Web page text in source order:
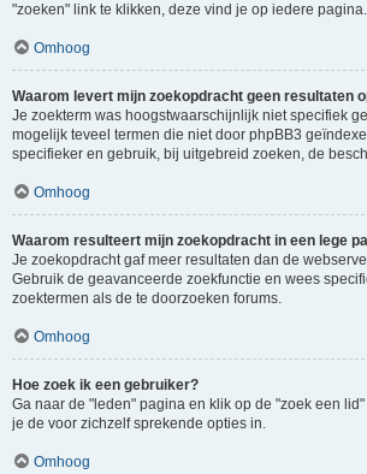
"zoeken" link te klikken, deze vind je op iedere pagina.
Omhoog
Waarom levert mijn zoekopdracht geen resultaten
Je zoekterm was hoogstwaarschijnlijk niet specifiek
mogelijk teveel termen die niet door phpBB3
specifieker en gebruik, bij uitgebreid zoeken, de
Omhoog
Waarom resulteert mijn zoekopdracht in een lege
Je zoekopdracht gaf meer resultaten dan de
Gebruik de geavanceerde zoekfunctie en wees
zoektermen als de te doorzoeken forums.
Omhoog
Hoe zoek ik een gebruiker?
Ga naar de "leden" pagina en klik op de "zoek een lid"
je de voor zichzelf sprekende opties in.
Omhoog